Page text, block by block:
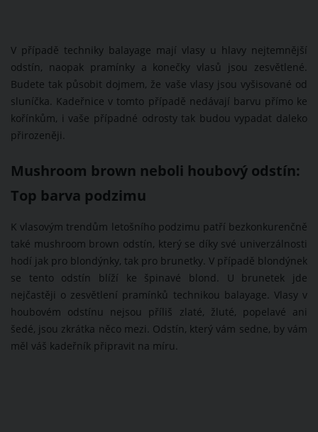
V případě techniky balayage mají vlasy u hlavy nejtemnější
odstín, naopak pramínky a konečky vlasů jsou zesvětlené.
Budete tak působit dojmem, že vaše vlasy jsou vyšisované od
sluníčka. Kadeřnice v tomto případě nedávají barvu přímo ke
kořínkům, i vaše případné odrosty tak budou vypadat daleko
přirozeněji.
Mushroom brown neboli houbový odstín:
Top barva podzimu
K vlasovým trendům letošního podzimu patří bezkonkurenčně
také mushroom brown odstín, který se díky své univerzálnosti
hodí jak pro blondýnky, tak pro brunetky. V případě blondýnek
se tento odstín blíží ke špinavé blond. U brunetek jde
nejčastěji o zesvětlení pramínků technikou balayage. Vlasy v
houbovém odstínu nejsou příliš zlaté, žluté, popelavé ani
šedé, jsou zkrátka něco mezi. Odstín, který vám sedne, by vám
měl váš kadeřník připravit na míru.